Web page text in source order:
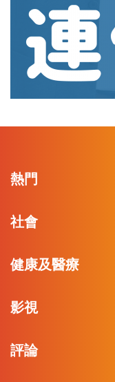
熱門
社會
健康及醫療
影視
評論